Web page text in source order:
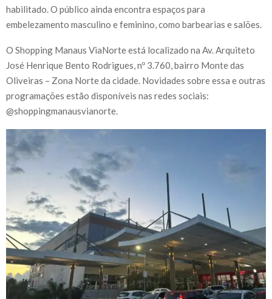
habilitado. O público ainda encontra espaços para
embelezamento masculino e feminino, como barbearias e salões.
O Shopping Manaus ViaNorte está localizado na Av. Arquiteto
José Henrique Bento Rodrigues, nº 3.760, bairro Monte das
Oliveiras – Zona Norte da cidade. Novidades sobre essa e outras
programações estão disponíveis nas redes sociais:
@shoppingmanausvianorte.